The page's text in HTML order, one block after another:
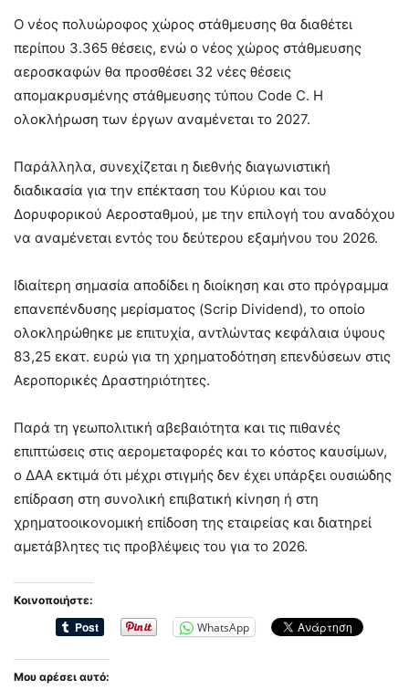
Ο νέος πολυώροφος χώρος στάθμευσης θα διαθέτει
περίπου 3.365 θέσεις, ενώ ο νέος χώρος στάθμευσης
αεροσκαφών θα προσθέσει 32 νέες θέσεις
απομακρυσμένης στάθμευσης τύπου Code C. Η
ολοκλήρωση των έργων αναμένεται το 2027.
Παράλληλα, συνεχίζεται η διεθνής διαγωνιστική
διαδικασία για την επέκταση του Κύριου και του
Δορυφορικού Αεροσταθμού, με την επιλογή του αναδόχου
να αναμένεται εντός του δεύτερου εξαμήνου του 2026.
Ιδιαίτερη σημασία αποδίδει η διοίκηση και στο πρόγραμμα
επανεπένδυσης μερίσματος (Scrip Dividend), το οποίο
ολοκληρώθηκε με επιτυχία, αντλώντας κεφάλαια ύψους
83,25 εκατ. ευρώ για τη χρηματοδότηση επενδύσεων στις
Αεροπορικές Δραστηριότητες.
Παρά τη γεωπολιτική αβεβαιότητα και τις πιθανές
επιπτώσεις στις αερομεταφορές και το κόστος καυσίμων,
ο ΔΑΑ εκτιμά ότι μέχρι στιγμής δεν έχει υπάρξει ουσιώδης
επίδραση στη συνολική επιβατική κίνηση ή στη
χρηματοοικονομική επίδοση της εταιρείας και διατηρεί
αμετάβλητες τις προβλέψεις του για το 2026.
Κοινοποιήστε:
WhatsApp
Μου αρέσει αυτό: